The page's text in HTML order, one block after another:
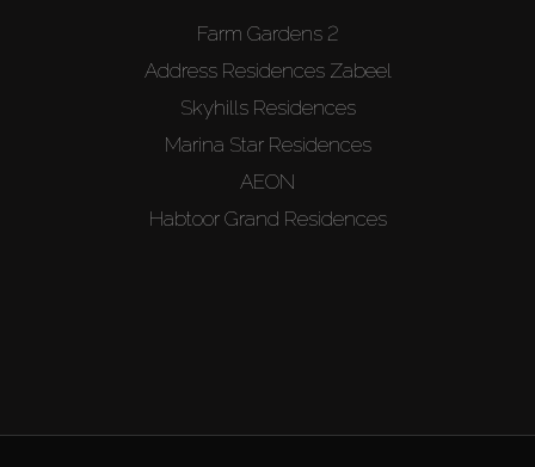
Farm Gardens 2
Address Residences Zabeel
Skyhills Residences
Marina Star Residences
AEON
Habtoor Grand Residences